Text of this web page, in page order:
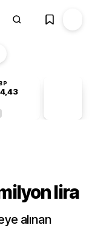
lira
alınan